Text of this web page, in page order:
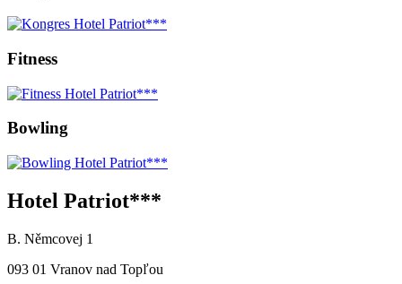
Fitness
Bowling
Hotel Patriot***
B. Němcovej 1
093 01 Vranov nad Topľou